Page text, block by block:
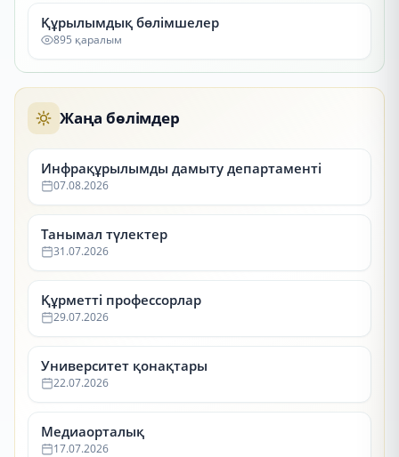
Құрылымдық бөлімшелер
895 қаралым
Жаңа бөлімдер
Инфрақұрылымды дамыту департаменті
07.08.2026
Танымал түлектер
31.07.2026
Құрметті профессорлар
29.07.2026
Университет қонақтары
22.07.2026
Медиаорталық
17.07.2026